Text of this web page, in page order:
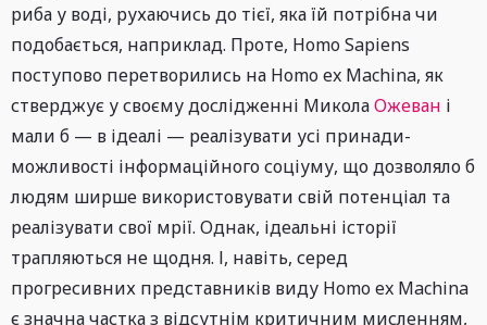
риба у воді, рухаючись до тієї, яка їй потрібна чи
подобається, наприклад. Проте, Homo Sapiens
поступово перетворились на Homo ex Machina, як
стверджує у своєму дослідженні МиколаОжеван і
мали б — в ідеалі — реалізувати усі принади-
можливості інформаційного соціуму, що дозволяло б
людям ширше використовувати свій потенціал та
реалізувати свої мрії. Однак, ідеальні історії
трапляються не щодня. І, навіть, серед
прогресивних представників виду Homo ex Machina
є значна частка з відсутнім критичним мисленням,